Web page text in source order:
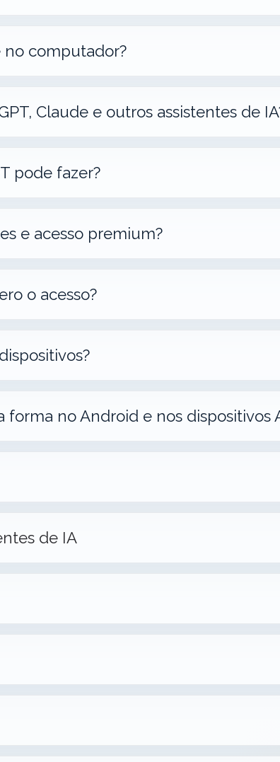
no computador?
Claude e outros assistentes de
pode fazer?
e acesso premium?
o acesso?
forma no Android e nos dispositivos
de IA